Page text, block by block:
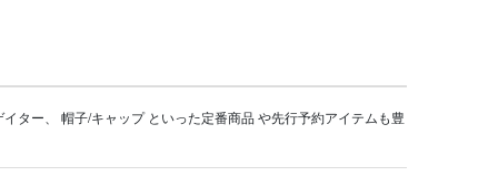
イター 帽子/キャップといった定番商品 や先行予約アイテムも豊